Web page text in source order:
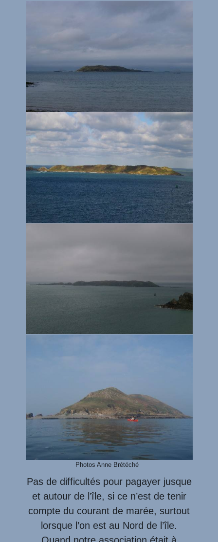
Photos Anne Brétéché
Pas de difficultés pour pagayer jusque
et autour de l’île, si ce n’est de tenir
compte du courant de marée, surtout
lorsque l’on est au Nord de l’île.
Quand notre association était à